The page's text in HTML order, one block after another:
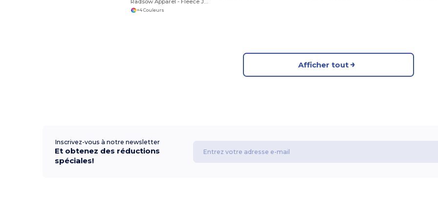
Radsow Apparel - Fleece Jogger NEW YORK
+4 Couleurs
Afficher tout
Inscrivez-vous à notre newsletter
Et obtenez des réductions
spéciales!